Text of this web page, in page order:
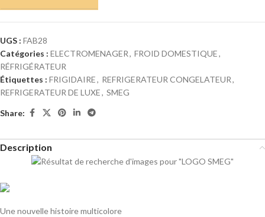
UGS : FAB28
Catégories : ELECTROMENAGER, FROID DOMESTIQUE,
RÉFRIGÉRATEUR
Étiquettes : FRIGIDAIRE, REFRIGERATEUR CONGELATEUR,
REFRIGERATEUR DE LUXE, SMEG
Share:
Description
Une nouvelle histoire multicolore